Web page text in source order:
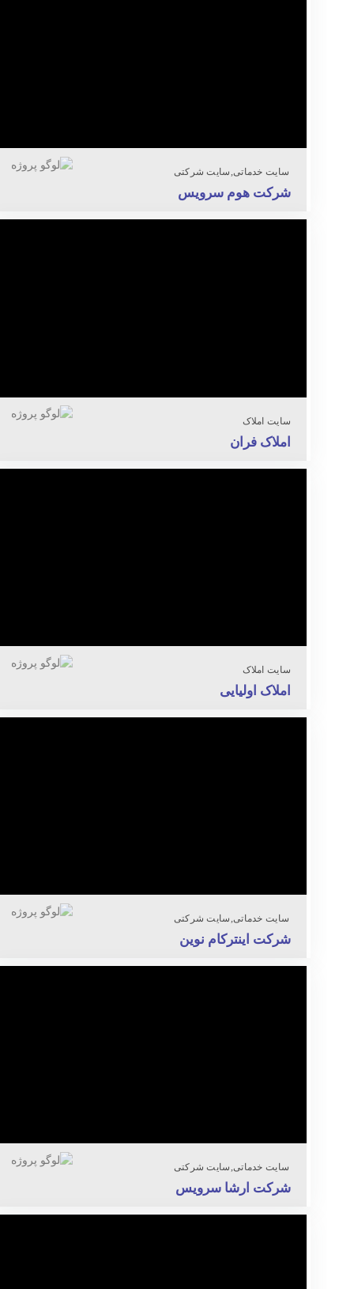
سایت خدماتی سایت شرکتی
شرکت هوم سرویس
سایت املاک
املاک فران
سایت املاک
املاک اولیایی
سایت خدماتی سایت شرکتی
شرکت اینترکام نوین
سایت خدماتی سایت شرکتی
شرکت ارشا سرویس